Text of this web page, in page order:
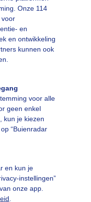
Onze 114
voor
en
en ontwikkeling
kunnen ook
voor alle
geen enkel
kun je kiezen
“Buienradar
en kun je
instellingen”
onze app.